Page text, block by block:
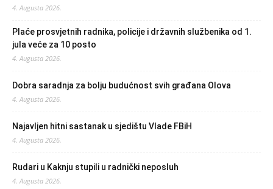
4. Augusta 2026.
Plaće prosvjetnih radnika, policije i državnih službenika od 1.
jula veće za 10 posto
4. Augusta 2026.
Dobra saradnja za bolju budućnost svih građana Olova
4. Augusta 2026.
Najavljen hitni sastanak u sjedištu Vlade FBiH
4. Augusta 2026.
Rudari u Kaknju stupili u radnički neposluh
4. Augusta 2026.